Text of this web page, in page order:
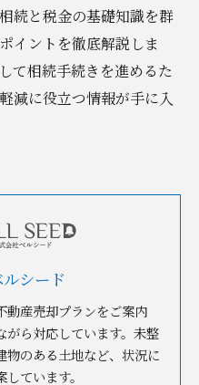
続と税金の基礎知識を群
イントを徹底解説しま
て相続手続きを進めるた
減に役立つ情報が手に入
シード
動産売却プランをご案内
がら対応しています。未整
物のある土地など、状況に
ています。